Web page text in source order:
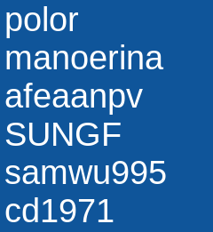
polor
manoerina
afeaanpv
SUNGF
samwu995
cd1971